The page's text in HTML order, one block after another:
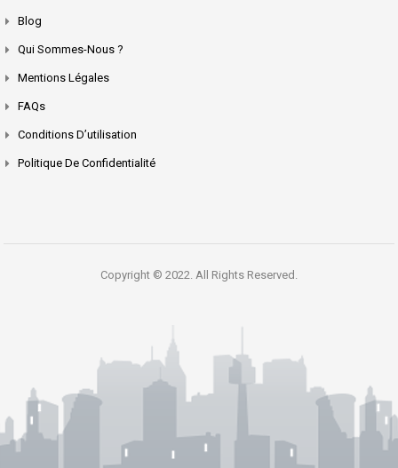
Blog
Qui Sommes-Nous ?
Mentions Légales
FAQs
Conditions D’utilisation
Politique De Confidentialité
Copyright © 2022. All Rights Reserved.